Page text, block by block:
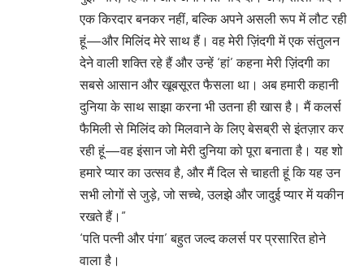
एक किरदार बनकर नहीं, बल्कि अपने असली रूप में लौट रही
हूं—और मिलिंद मेरे साथ हैं। वह मेरी ज़िंदगी में एक संतुलन
देने वाली शक्ति रहे हैं और उन्हें ‘हां’ कहना मेरी ज़िंदगी का
सबसे आसान और खूबसूरत फैसला था। अब हमारी कहानी
दुनिया के साथ साझा करना भी उतना ही खास है। मैं कलर्स
फैमिली से मिलिंद को मिलवाने के लिए बेसब्री से इंतज़ार कर
रही हूं—वह इंसान जो मेरी दुनिया को पूरा बनाता है। यह शो
हमारे प्यार का उत्सव है, और मैं दिल से चाहती हूं कि यह उन
सभी लोगों से जुड़े, जो सच्चे, उलझे और जादुई प्यार में यकीन
रखते हैं।”
‘पति पत्नी और पंगा’ बहुत जल्द कलर्स पर प्रसारित होने
वाला है।